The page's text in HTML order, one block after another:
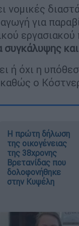
νομικές
για
συγκάλυψης
ή όχι η
ο
Η πρώτη δήλωση
της οικογένειας
της 38χρονης
Βρετανίδας που
δολοφονήθηκε
στην Κυψέλη